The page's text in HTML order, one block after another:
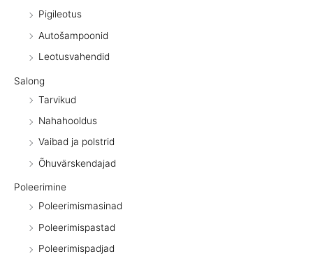
Pigileotus
Autošampoonid
Leotusvahendid
Salong
Tarvikud
Nahahooldus
Vaibad ja polstrid
Õhuvärskendajad
Poleerimine
Poleerimismasinad
Poleerimispastad
Poleerimispadjad